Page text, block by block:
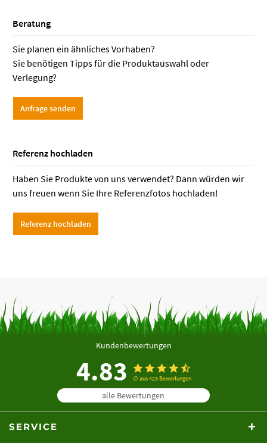
oder Verlegung?
Rufen Sie uns an:06462 91507-0
Envirotek Onlineshop
für Privatkunden,
Businesskunden…
www.envirotek.de
Beratung
Sie planen ein ähnliches Vorhaben?
Sie benötigen Tipps für die Produktauswahl oder
Verlegung?
Anfrage senden
Referenz hochladen
Haben Sie Produkte von uns verwendet? Dann würden wir
uns freuen wenn Sie Ihre Referenzfotos hochladen!
Referenz hochladen
Kundenbewertungen
4.83 ∅ aus 423 Bewertungen
alle Bewertungen
SERVICE